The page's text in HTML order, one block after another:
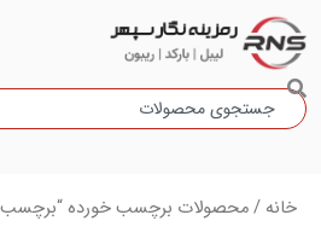
پرش
محتوا
جستجو
خانه / محصولات برچسب خورده “برچسب و